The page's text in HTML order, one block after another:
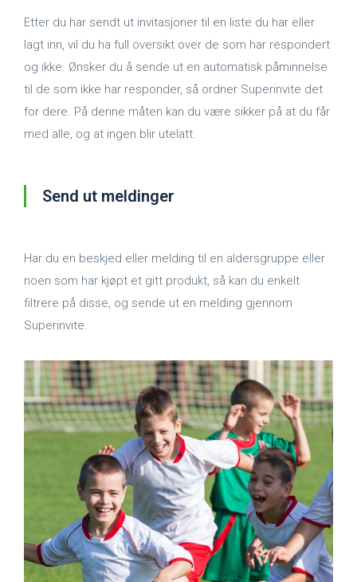
Etter du har sendt ut invitasjoner til en liste du har eller
lagt inn, vil du ha full oversikt over de som har respondert
og ikke. Ønsker du å sende ut en automatisk påminnelse
til de som ikke har responder, så ordner Superinvite det
for dere. På denne måten kan du være sikker på at du får
med alle, og at ingen blir utelatt.
Send ut meldinger
Har du en beskjed eller melding til en aldersgruppe eller
noen som har kjøpt et gitt produkt, så kan du enkelt
filtrere på disse, og sende ut en melding gjennom
Superinvite.